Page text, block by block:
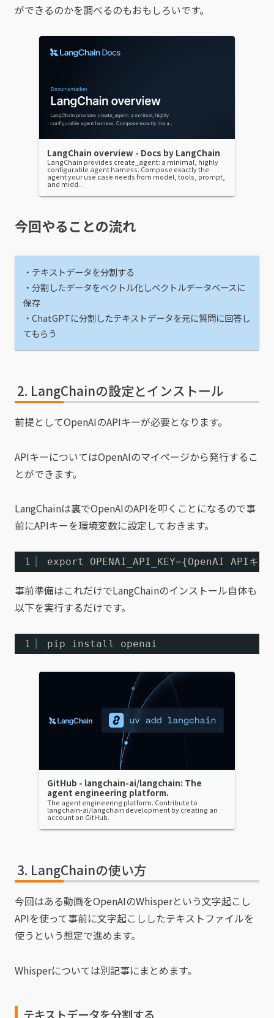
ができるのかを調べるのもおもしろいです。
LangChain overview - Docs by LangChain
LangChain provides create_agent: a minimal, highly
configurable agent harness. Compose exactly the
agent your use case needs from model, tools, prompt,
and midd...
今回やることの流れ
・テキストデータを分割する
・分割したデータをベクトル化しベクトルデータベースに
保存
・ChatGPTに分割したテキストデータを元に質問に回答し
てもらう
LangChainの設定とインストール
前提としてOpenAIのAPIキーが必要となります。
APIキーについてはOpenAIのマイページから発行するこ
とができます。
LangChainは裏でOpenAIのAPIを叩くことになるので事
前にAPIキーを環境変数に設定しておきます。
1 export OPENAI_API_KEY={OpenAI APIキー}
事前準備はこれだけでLangChainのインストール自体も
以下を実行するだけです。
1 pip install openai
GitHub - langchain-ai/langchain: The
agent engineering platform.
The agent engineering platform. Contribute to
langchain-ai/langchain development by creating an
account on GitHub.
LangChainの使い方
今回はある動画をOpenAIのWhisperという文字起こし
APIを使って事前に文字起こししたテキストファイルを
使うという想定で進めます。
Whisperについては別記事にまとめます。
テキストデータを分割する